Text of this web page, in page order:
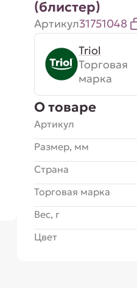
(блистер)
Артикул31751048
Triol
Торговая
марка
О товаре
Артикул
Размер, мм
Страна
Торговая марка
Вес, г
Цвет